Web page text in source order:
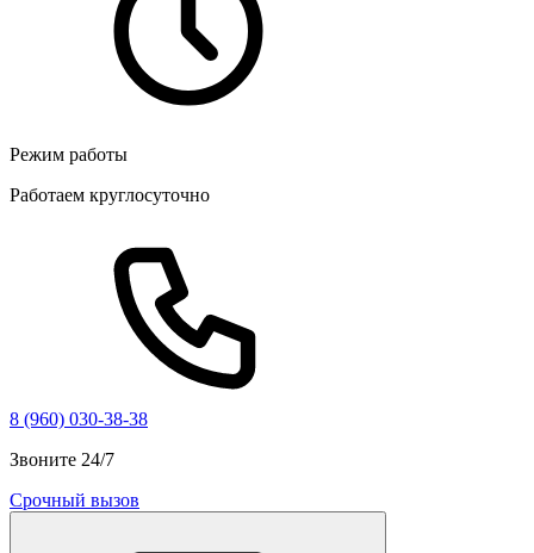
Режим работы
Работаем круглосуточно
8 (960) 030-38-38
Звоните 24/7
Срочный вызов